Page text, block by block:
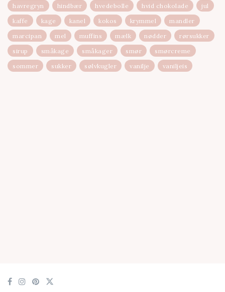
havregryn
hindbær hvedebolle hvid chokolade
jul
kaffe
kage kanel kokos krymmel
mandler
marcipan
mel muffins mælk nødder
rørsukker
sirup
småkage småkager smør
smørcreme
sommer
sukker sølvkugler vanilje vaniljeis